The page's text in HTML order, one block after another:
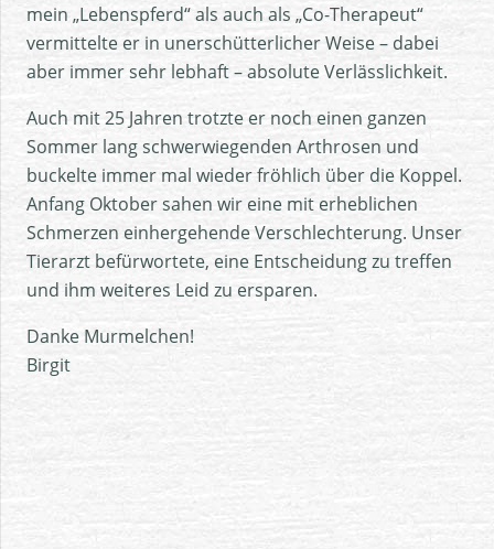
mein „Lebenspferd“ als auch als „Co-Therapeut“
vermittelte er in unerschütterlicher Weise – dabei
aber immer sehr lebhaft – absolute Verlässlichkeit.
Auch mit 25 Jahren trotzte er noch einen ganzen
Sommer lang schwerwiegenden Arthrosen und
buckelte immer mal wieder fröhlich über die Koppel.
Anfang Oktober sahen wir eine mit erheblichen
Schmerzen einhergehende Verschlechterung. Unser
Tierarzt befürwortete, eine Entscheidung zu treffen
und ihm weiteres Leid zu ersparen.
Danke Murmelchen!
Birgit